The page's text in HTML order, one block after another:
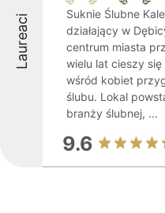
Laureaci
Suknie Ślubne
działający w
centrum miasta
wielu lat cieszy się
wśród kobiet
ślubu. Lokal
branży ślubnej, ...
9.6